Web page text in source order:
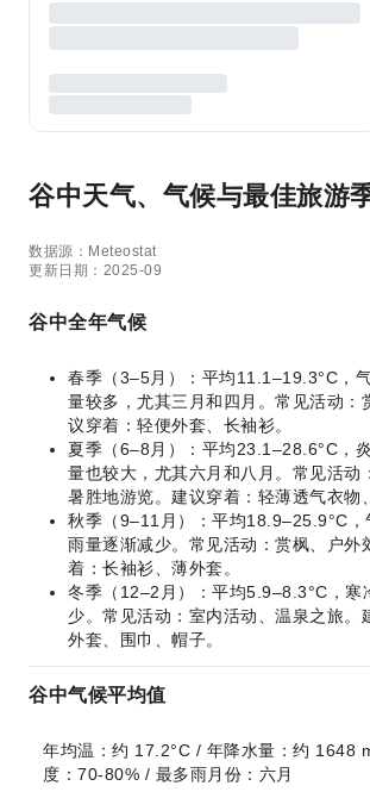
谷中天气、气候与最佳旅游
数据源：Meteostat
更新日期：2025-09
谷中全年气候
春季（3–5月）：平均11.1–19.3°C，
量较多，尤其三月和四月。常见活动：
议穿着：轻便外套、长袖衫。
夏季（6–8月）：平均23.1–28.6°C，
量也较大，尤其六月和八月。常见活动
暑胜地游览。建议穿着：轻薄透气衣物
秋季（9–11月）：平均18.9–25.9°C，
雨量逐渐减少。常见活动：赏枫、户外
着：长袖衫、薄外套。
冬季（12–2月）：平均5.9–8.3°C，寒
少。常见活动：室内活动、温泉之旅。
外套、围巾、帽子。
谷中气候平均值
年均温：约 17.2°C / 年降水量：约 1648
度：70-80% / 最多雨月份：六月